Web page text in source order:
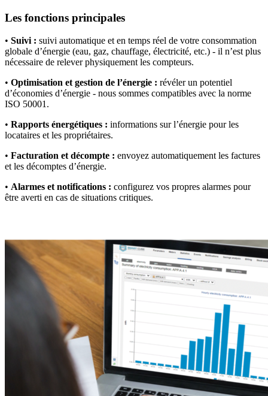
Les fonctions principales
• Suivi : suivi automatique et en temps réel de votre consommation
globale d’énergie (eau, gaz, chauffage, électricité, etc.) - il n’est plus
nécessaire de relever physiquement les compteurs.
• Optimisation et gestion de l’énergie : révéler un potentiel
d’économies d’énergie - nous sommes compatibles avec la norme
ISO 50001.
• Rapports énergétiques : informations sur l’énergie pour les
locataires et les propriétaires.
• Facturation et décompte : envoyez automatiquement les factures
et les décomptes d’énergie.
• Alarmes et notifications : configurez vos propres alarmes pour
être averti en cas de situations critiques.